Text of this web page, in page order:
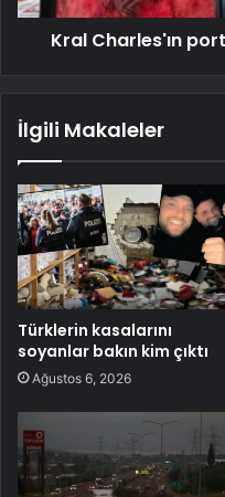
Kral Charles'ın
İlgili Makaleler
Türklerin kasalarını
soyanlar bakın kim çıktı
Ağustos 6, 2026